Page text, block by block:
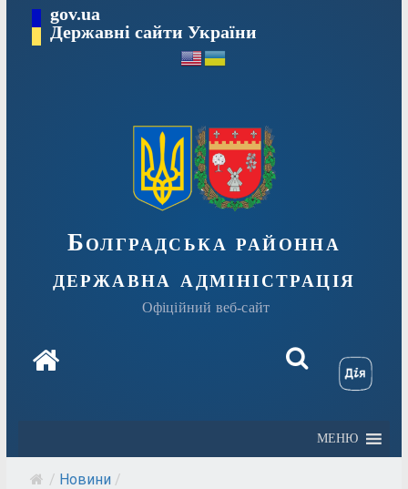
Перейтиgov.ua
Державні сайти України
Болградська районна
державна адміністрація
Офіційний веб-сайт
МЕНЮ
/ Новини /